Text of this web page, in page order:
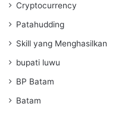
Cryptocurrency
Patahudding
Skill yang Menghasilkan
bupati luwu
BP Batam
Batam